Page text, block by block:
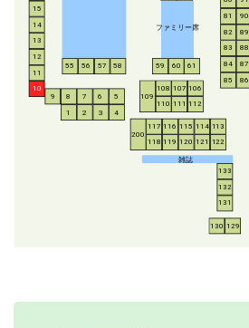
ファミリー席
雑誌
1 2 3 4
5
6
7
8
9
10
11
12
13
14
15
55 56 57 58 59 60 61
81
82
83
84
85 86
87
88
89
90
106
107
108
109
110 111 112
113
114
115
116
117
118 119 120 121 122
129
130
131
132
133
200